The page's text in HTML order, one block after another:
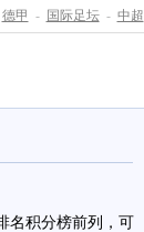
德甲 - 国际足坛 - 中超
积分榜前列，可